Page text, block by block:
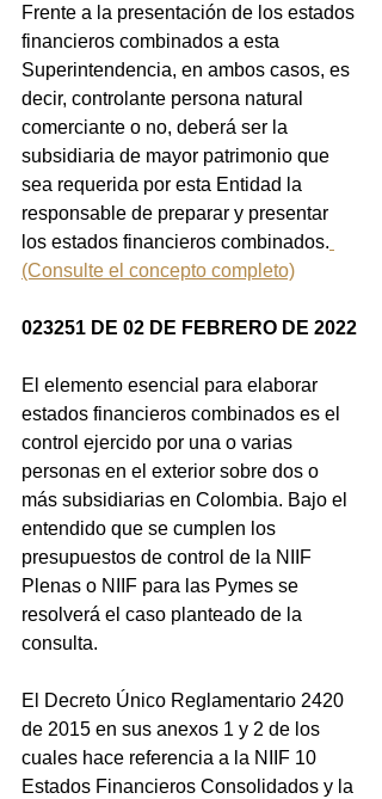
Frente a la presentación de los estados
financieros combinados a esta
Superintendencia, en ambos casos, es
decir, controlante persona natural
comerciante o no, deberá ser la
subsidiaria de mayor patrimonio que
sea requerida por esta Entidad la
responsable de preparar y presentar
los estados financieros combinados.
(Consulte el concepto completo)
023251 DE 02 DE FEBRERO DE 2022
El elemento esencial para elaborar
estados financieros combinados es el
control ejercido por una o varias
personas en el exterior sobre dos o
más subsidiarias en Colombia. Bajo el
entendido que se cumplen los
presupuestos de control de la NIIF
Plenas o NIIF para las Pymes se
resolverá el caso planteado de la
consulta.
El Decreto Único Reglamentario 2420
de 2015 en sus anexos 1 y 2 de los
cuales hace referencia a la NIIF 10
Estados Financieros Consolidados y la